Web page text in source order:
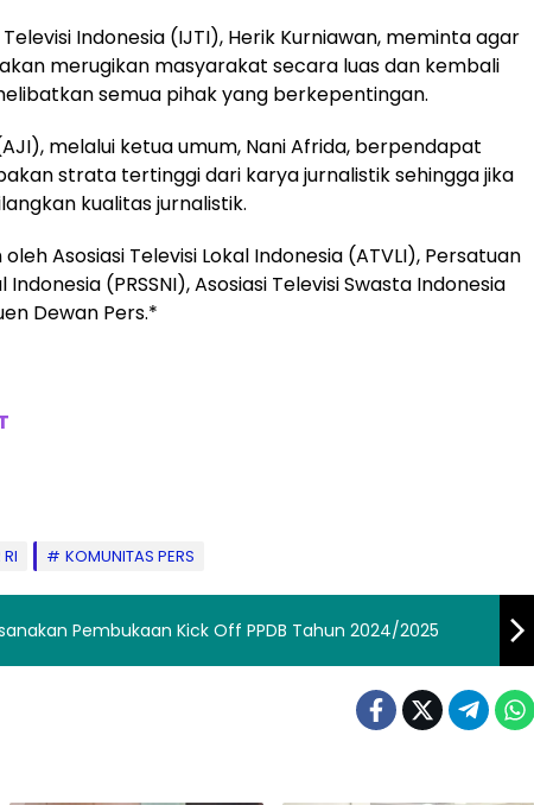
Indonesia (IJTI), Herik Kurniawan, meminta agar
merugikan masyarakat secara luas dan kembali
semua pihak yang berkepentingan.
melalui ketua umum, Nani Afrida, berpendapat
strata tertinggi dari karya jurnalistik sehingga jika
kualitas jurnalistik.
Asosiasi Televisi Lokal Indonesia (ATVLI), Persatuan
(PRSSNI), Asosiasi Televisi Swasta Indonesia
Dewan Pers.*
KOMUNITAS PERS
Pembukaan Kick Off PPDB Tahun 2024/2025